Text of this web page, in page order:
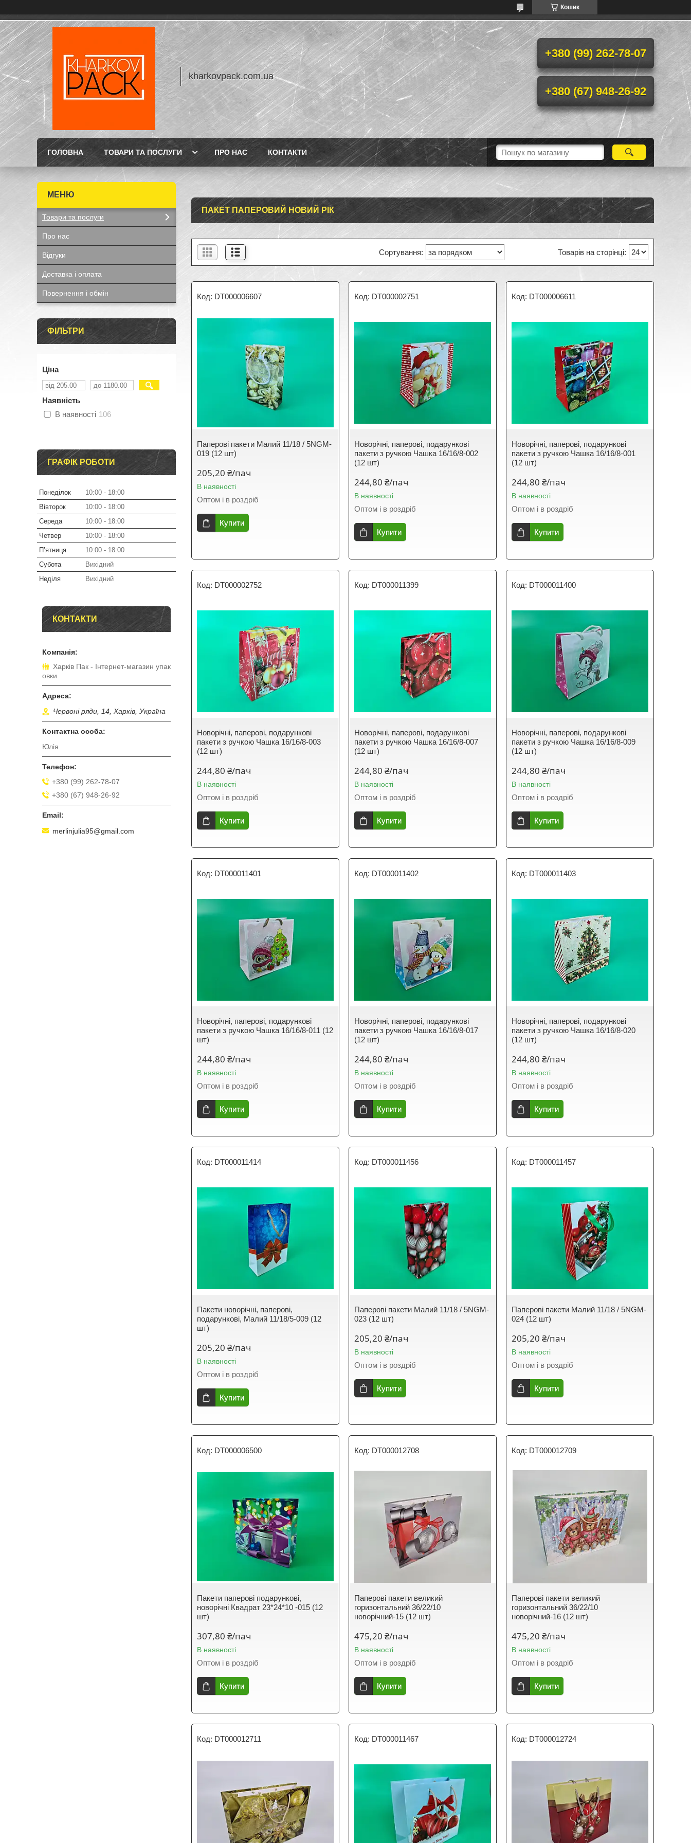
Кошик
kharkovpack.com.ua
+380 (99) 262-78-07
+380 (67) 948-26-92
ГОЛОВНА ТОВАРИ ТА ПОСЛУГИ ПРО НАС КОНТАКТИ
ПАКЕТ ПАПЕРОВИЙ НОВИЙ РІК
DT000006607
Паперові пакети Малий 11/18 / 5NGM-
019 (12 шт)
205,20 ₴/пач
В наявності
Оптом і в роздріб
Купити
DT000002751
Новорічні, паперові, подарункові
пакети з ручкою Чашка 16/16/8-002
(12 шт)
244,80 ₴/пач
В наявності
Оптом і в роздріб
Купити
DT000006611
Новорічні, паперові, подарункові
пакети з ручкою Чашка 16/16/8-001
(12 шт)
244,80 ₴/пач
В наявності
Оптом і в роздріб
Купити
DT000002752
Новорічні, паперові, подарункові
пакети з ручкою Чашка 16/16/8-003
(12 шт)
244,80 ₴/пач
В наявності
Оптом і в роздріб
Купити
DT000011399
Новорічні, паперові, подарункові
пакети з ручкою Чашка 16/16/8-007
(12 шт)
244,80 ₴/пач
В наявності
Оптом і в роздріб
Купити
DT000011400
Новорічні, паперові, подарункові
пакети з ручкою Чашка 16/16/8-009
(12 шт)
244,80 ₴/пач
В наявності
Оптом і в роздріб
Купити
DT000011401
Новорічні, паперові, подарункові
пакети з ручкою Чашка 16/16/8-011 (12
шт)
244,80 ₴/пач
В наявності
Оптом і в роздріб
Купити
DT000011402
Новорічні, паперові, подарункові
пакети з ручкою Чашка 16/16/8-017
(12 шт)
244,80 ₴/пач
В наявності
Оптом і в роздріб
Купити
DT000011403
Новорічні, паперові, подарункові
пакети з ручкою Чашка 16/16/8-020
(12 шт)
244,80 ₴/пач
В наявності
Оптом і в роздріб
Купити
DT000011414
Пакети новорічні, паперові,
подарункові, Малий 11/18/5-009 (12
шт)
205,20 ₴/пач
В наявності
Оптом і в роздріб
Купити
DT000011456
Паперові пакети Малий 11/18 / 5NGM-
023 (12 шт)
205,20 ₴/пач
В наявності
Оптом і в роздріб
Купити
DT000011457
Паперові пакети Малий 11/18 / 5NGM-
024 (12 шт)
205,20 ₴/пач
В наявності
Оптом і в роздріб
Купити
DT000006500
Пакети паперові подарункові,
новорічні Квадрат 23*24*10 -015 (12
шт)
307,80 ₴/пач
В наявності
Оптом і в роздріб
Купити
DT000012708
Паперові пакети великий
горизонтальний 36/22/10
новорічний-15 (12 шт)
475,20 ₴/пач
В наявності
Оптом і в роздріб
Купити
DT000012709
Паперові пакети великий
горизонтальний 36/22/10
новорічний-16 (12 шт)
475,20 ₴/пач
В наявності
Оптом і в роздріб
Купити
DT000012711 DT000011467 DT000012724
Товари та послуги
Про нас
Відгуки
Доставка і оплата
Повернення і обмін
ФІЛЬТРИ
Ціна
Наявність
В наявності 106
ГРАФІК РОБОТИ
Понеділок 10:00
18:00
Вівторок
10:00
18:00
Середа
10:00
18:00
Четвер
10:00
18:00
Пʼятниця
10:00
18:00
Субота
Вихідний
Неділя
Вихідний
КОНТАКТИ
Харків Пак - Інтернет-магазин упак
овки
Червоні ряди, 14, Харків, Україна
Юлія
+380 (99) 262-78-07
+380 (67) 948-26-92
merlinjulia95@gmail.com